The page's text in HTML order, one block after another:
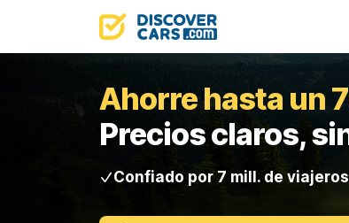
Ahorre hasta un
Precios claros,
Confiado por 7 mill. de viajeros